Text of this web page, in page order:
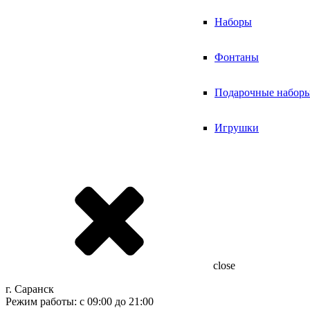
Наборы
Фонтаны
Подарочные
Игрушки
close
г. Саранск
Режим работы: с 09:00 до 21:00